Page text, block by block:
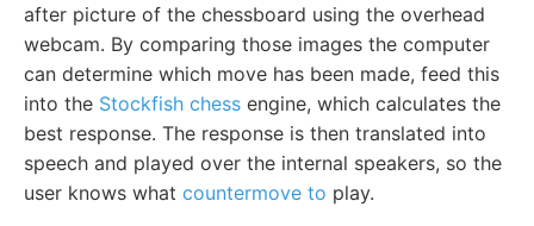
after picture of the chessboard using the overhead
webcam. By comparing those images the computer
can determine which move has been made, feed this
into the Stockfish chess engine, which calculates the
best response. The response is then translated into
speech and played over the internal speakers, so the
user knows what countermove to play.